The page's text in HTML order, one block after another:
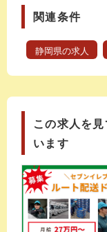
関連条件
静岡県の求人
この求人を
います